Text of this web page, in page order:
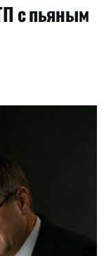
с пьяным